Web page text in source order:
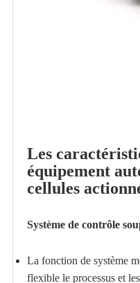
Les
équipement
cellules
Système de contrôle
La fonction de système
flexible le processus et